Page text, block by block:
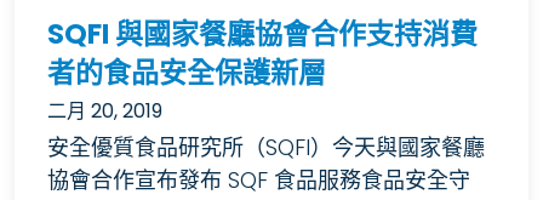
SQFI 與國家餐廳協會合作支持消費
者的食品安全保護新層
二月 20, 2019
安全優質食品研究所（SQFI）今天與國家餐廳
協會合作宣布發布 SQF 食品服務食品安全守